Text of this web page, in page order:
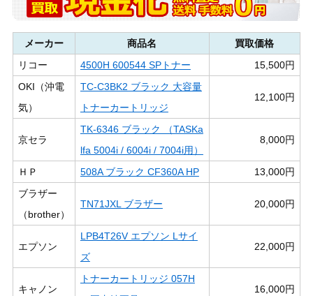
メーカー 商品名
買取価格
リコー
4500H 600544 SPトナー
15,500円
OKI（沖電
気）
TC-C3BK2 ブラック 大容量
トナーカートリッジ
12,100円
京セラ
TK-6346 ブラック （TASKa
lfa 5004i / 6004i / 7004i用）
8,000円
ＨＰ 508A ブラック CF360A HP
13,000円
ブラザー
（brother）
TN71JXL ブラザー 20,000円
エプソン
LPB4T26V エプソン Lサイ
ズ
22,000円
キャノン
トナーカートリッジ 057H
16,000円